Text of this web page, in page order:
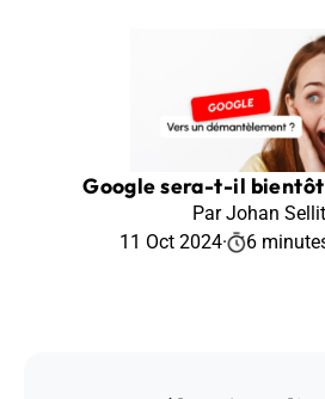
Google sera-t-il
Par Johan
11 Oct 2024· 6